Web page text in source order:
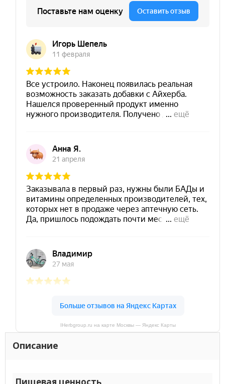
IHerbgroup.ru на карте Москвы — Яндекс Карты
Описание
Пищевая ценность